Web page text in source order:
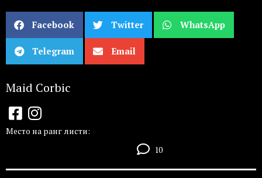
Facebook Twitter WhatsApp
Telegram Email
Maid Corbic
Место на ранг листи:
10